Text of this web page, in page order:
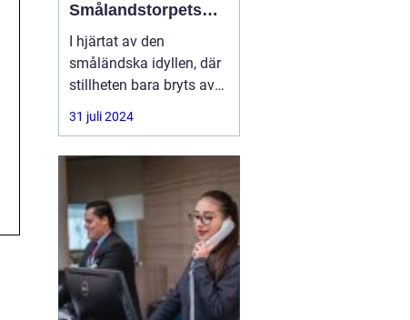
Smålandstorpets
Enchanted Retreat
I hjärtat av den
småländska idyllen, där
stillheten bara bryts av
den harmoniska sången
från skogens djur, hittar
31 juli 2024